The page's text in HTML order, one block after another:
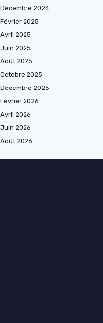
Décembre 2024
Février 2025
Avril 2025
Juin 2025
Août 2025
Octobre 2025
Décembre 2025
Février 2026
Avril 2026
Juin 2026
Août 2026